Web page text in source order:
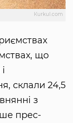
Кurkul.com
що
склали 24,5
з
прес-